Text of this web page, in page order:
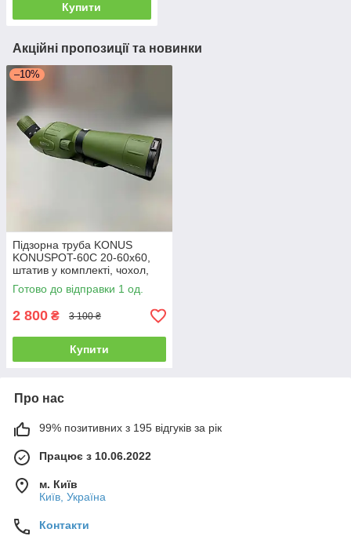
Купити
Акційні пропозиції та новинки
–10%
Підзорна труба KONUS
KONUSPOT-60C 20-60x60,
штатив у комплекті, чохол,
ремінь
Готово до відправки 1 од.
2 800 ₴ 3 100 ₴
Купити
Про нас
99% позитивних з 195 відгуків за рік
Працює з 10.06.2022
м. Київ
Київ, Україна
Контакти